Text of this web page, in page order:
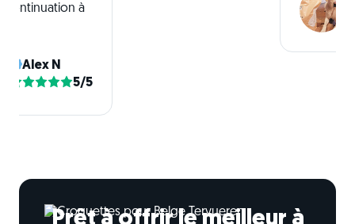
continuation à
Alex N
5/5